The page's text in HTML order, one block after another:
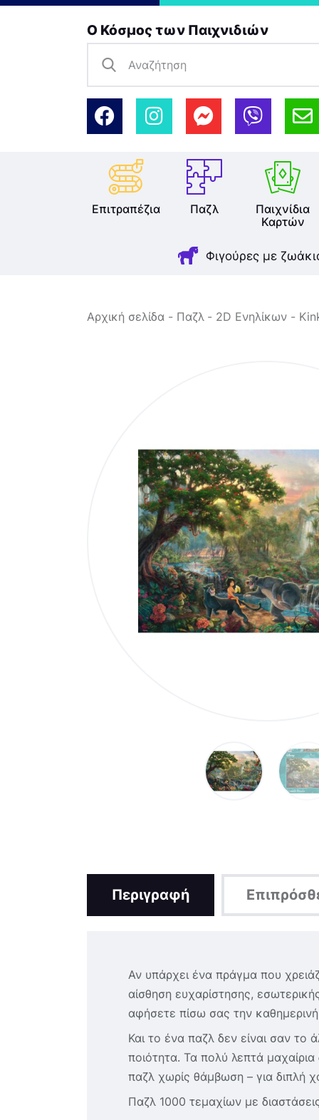
Ο Κόσμος των Παιχνιδιών
Επιτραπέζια Παζλ
Παιχνίδια
Καρτών
Φιγούρες με
Αρχική σελίδα Παζλ 2D Ενηλίκων
Περιγραφή
Αν υπάρχει ένα πράγμα που
αίσθηση ευχαρίστησης,
αφήσετε πίσω σας την
Και το ένα παζλ δεν είναι σαν
ποιότητα. Τα πολύ λεπτά
παζλ χωρίς θάμβωση – για διπλή
Παζλ 1000 τεμαχίων με